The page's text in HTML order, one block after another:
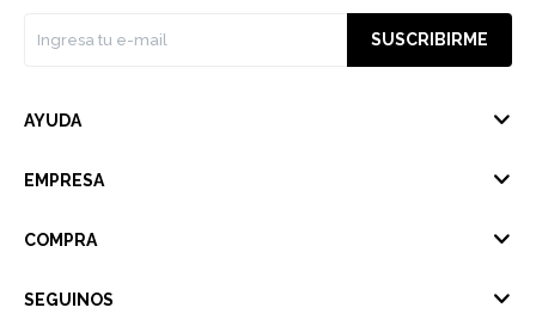
SUSCRIBIRME
AYUDA
EMPRESA
COMPRA
SEGUINOS